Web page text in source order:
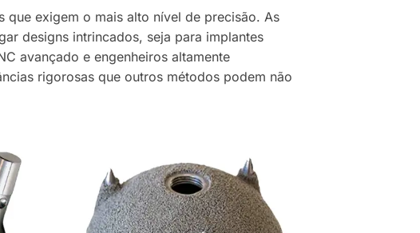
que exigem o mais alto nível de precisão. As
designs intrincados, seja para implantes
avançado e engenheiros altamente
rigorosas que outros métodos podem não